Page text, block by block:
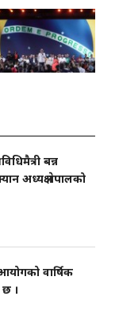
बन्न
अध्यक्ष नेपालको
वार्षिक
।